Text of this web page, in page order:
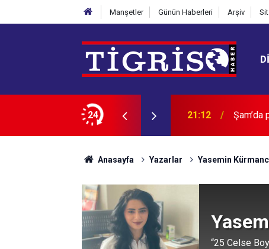
Manşetler Günün Haberleri Arşiv
24 20:30
Anasayfa Yazarlar Yasemin
“25 Celse